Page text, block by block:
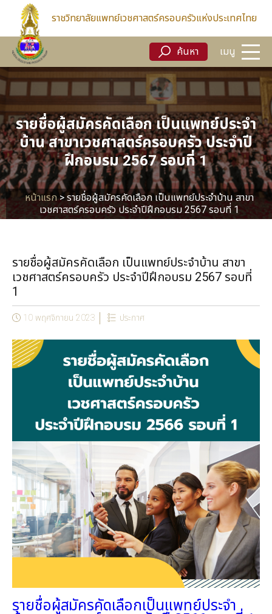
ราชวิทยาลัยแพทย์เวชศาสตร์ครอบครัวแห่งประเทศไทย
ค้นหา เมนู
ค้นหา เมนู
รายชื่อผู้สมัครคัดเลือก เป็นแพทย์ประจำ
บ้าน สาขาเวชศาสตร์ครอบครัว ประจำปี
ฝึกอบรม 2567 รอบที่ 1
หน้าแรก>รายชื่อผู้สมัครคัดเลือก เป็นแพทย์ประจำบ้าน สาขา
เวชศาสตร์ครอบครัว ประจำปีฝึกอบรม 2567 รอบที่ 1
รายชื่อผู้สมัครคัดเลือก เป็นแพทย์ประจำบ้าน สาขา
เวชศาสตร์ครอบครัว ประจำปีฝึกอบรม 2567 รอบที่
1
10 พฤศจิกายน 2023 ประกาศ
รายชื่อผู้สมัครคัดเลือกเป็นแพทย์ประจำ